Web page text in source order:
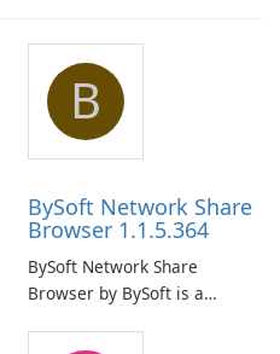
B
BySoft Network Share
Browser 1.1.5.364
BySoft Network Share
Browser by BySoft is a
application that allows users